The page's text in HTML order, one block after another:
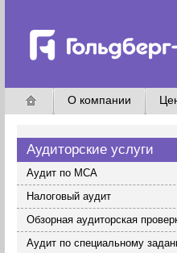
О компании
Аудиторские услуги
Аудит по МСА
Налоговый аудит
Обзорная аудиторская
Аудит по специальному